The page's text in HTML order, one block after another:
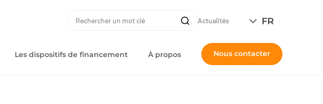
FR
RECHERCHE Recherche
Actualités
Les dispositifs de financement À propos Nous contacter